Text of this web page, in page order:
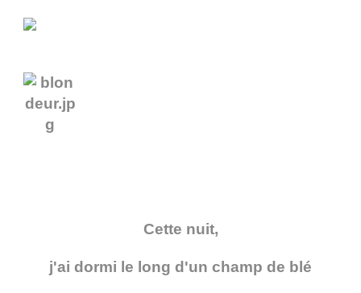
Cette nuit,
j'ai dormi le long d'un champ de blé